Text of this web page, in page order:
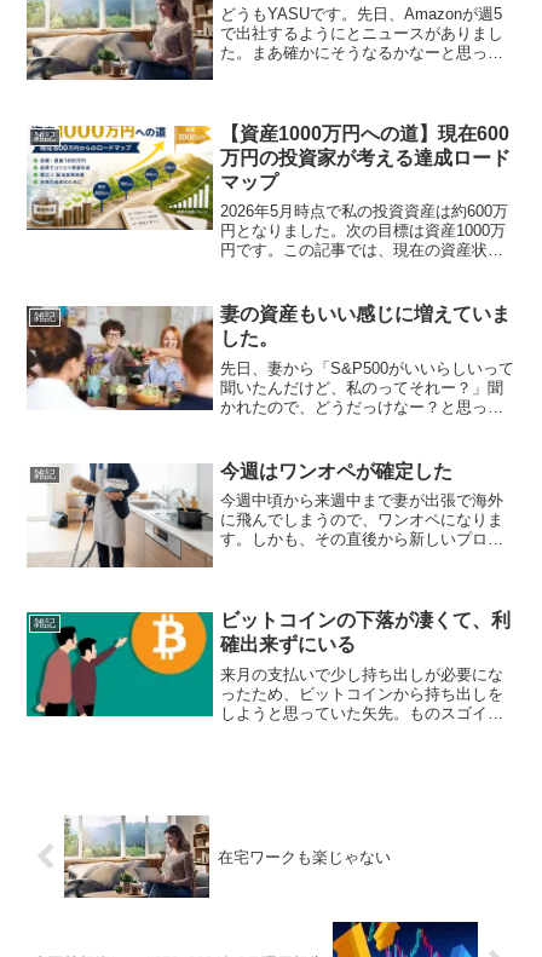
どうもYASUです。先日、Amazonが週5
で出社するようにとニュースがありまし
た。まあ確かにそうなるかなーと思った
は共働きなので、...
雑記
【資産1000万円への道】現在600
万円の投資家が考える達成ロード
マップ
2026年5月時点で私の投資資産は約600万
円となりました。次の目標は資産1000万
円です。この記事では、現在の資産状況
ップをまとめます。現在の資産状況2026
年5...
雑記
妻の資産もいい感じに増えていま
した。
先日、妻から「S&P500がいいらしいって
聞いたんだけど、私のってそれー？」聞
かれたので、どうだっけなー？と思って
ら？」妻「こんなに増えてるー。」って
驚て見せてきました。銘...
雑記 今週はワンオペが確定した
今週中頃から来週中まで妻が出張で海外
に飛んでしまうので、ワンオペになりま
す。しかも、その直後から新しいプロジ
ろです。以前は子供の小さく...
雑記
ビットコインの下落が凄くて、利
確出来ずにいる
来月の支払いで少し持ち出しが必要にな
ったため、ビットコインから持ち出しを
しようと思っていた矢先。ものスゴイ勢
在宅ワークも楽じゃない